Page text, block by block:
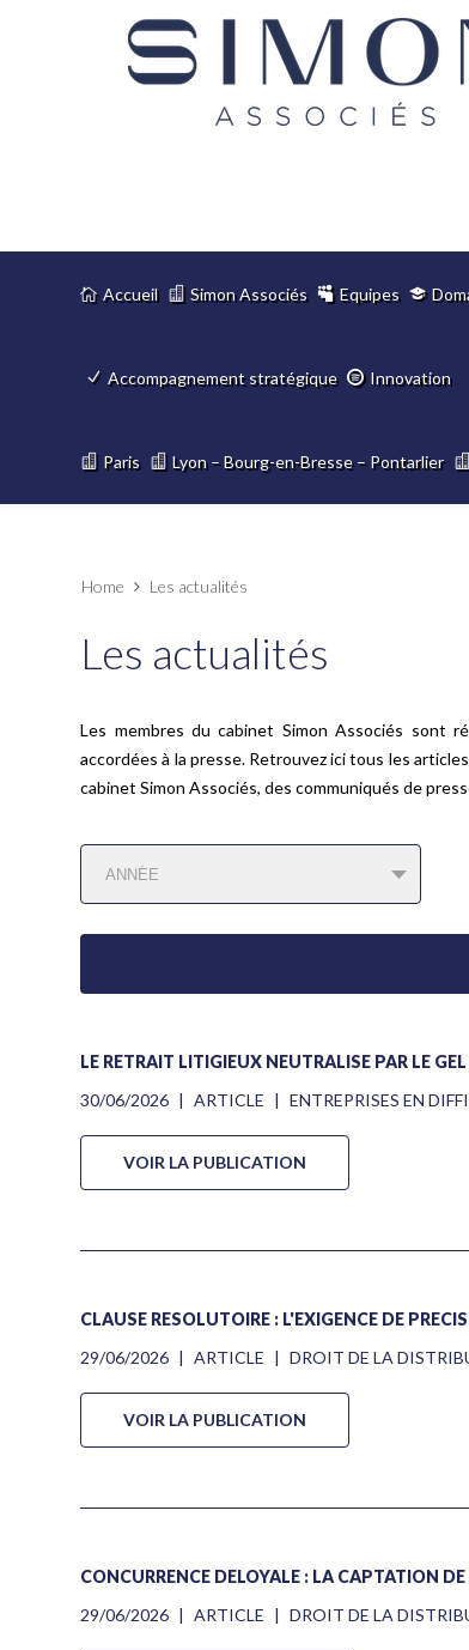
Accueil Simon Associés Equipes
Accompagnement stratégique Innovation
Paris Lyon – Bourg-en-Bresse – Pontarlier
Home Les actualités
Les actualités
Les membres du cabinet Simon Associés sont
accordées à la presse. Retrouvez ici tous les
cabinet Simon Associés, des communiqués de
LE RETRAIT LITIGIEUX NEUTRALISÉ PAR LE
30/06/2026 | ARTICLE | ENTREPRISES EN
VOIR LA PUBLICATION
CLAUSE RÉSOLUTOIRE : L'EXIGENCE DE
29/06/2026 | ARTICLE | DROIT DE LA
VOIR LA PUBLICATION
CONCURRENCE DÉLOYALE : LA CAPTATION
29/06/2026 | ARTICLE | DROIT DE LA